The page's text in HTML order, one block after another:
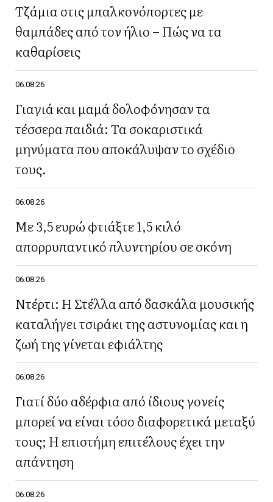
Τζάμια στις μπαλκονόπορτες με
θαμπάδες από τον ήλιο – Πώς να τα
καθαρίσεις
06.08.26
Γιαγιά και μαμά δολοφόνησαν τα
τέσσερα παιδιά: Τα σοκαριστικά
μηνύματα που αποκάλυψαν το σχέδιο
τους.
06.08.26
Με 3,5 ευρώ φτιάξτε 1,5 κιλό
απορρυπαντικό πλυντηρίου σε σκόνη
06.08.26
Ντέρτι: Η Στέλλα από δασκάλα μουσικής
καταλήγει τσιράκι της αστυνομίας και η
ζωή της γίνεται εφιάλτης
06.08.26
Γιατί δύο αδέρφια από ίδιους γονείς
μπορεί να είναι τόσο διαφορετικά μεταξύ
τους; Η επιστήμη επιτέλους έχει την
απάντηση
06.08.26